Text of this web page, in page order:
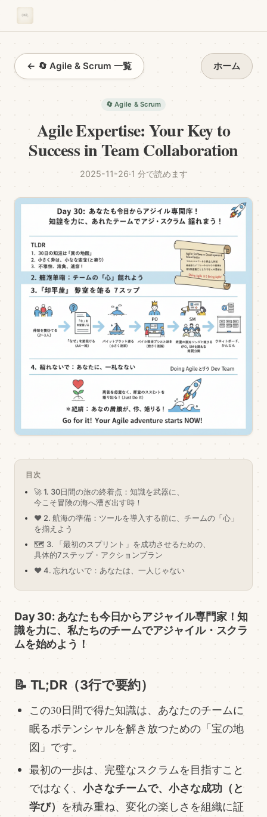
← 🔄 Agile & Scrum 一覧 ホーム
🔄 Agile & Scrum
Agile Expertise: Your Key to
Success in Team Collaboration
2025-11-26·1 分で読めます
目次
🚀 1. 30日間の旅の終着点：知識を武器に、
今こそ冒険の海へ漕ぎ出す時！
❤️ 2. 航海の準備：ツールを導入する前に、チームの「心」
を揃えよう
🗺️ 3. 「最初のスプリント」を成功させるための、
具体的7ステップ・アクションプラン
❤️ 4. 忘れないで：あなたは、一人じゃない
Day 30: あなたも今日からアジャイル専門家！知
識を力に、私たちのチームでアジャイル・スクラ
ムを始めよう！
📝 TL;DR（3行で要約）
この30日間で得た知識は、あなたのチームに
眠るポテンシャルを解き放つための「宝の地
図」です。
最初の一歩は、完璧なスクラムを目指すこと
ではなく、 小さなチームで、小さな成功（と
学び） を積み重ね、変化の楽しさを組織に証